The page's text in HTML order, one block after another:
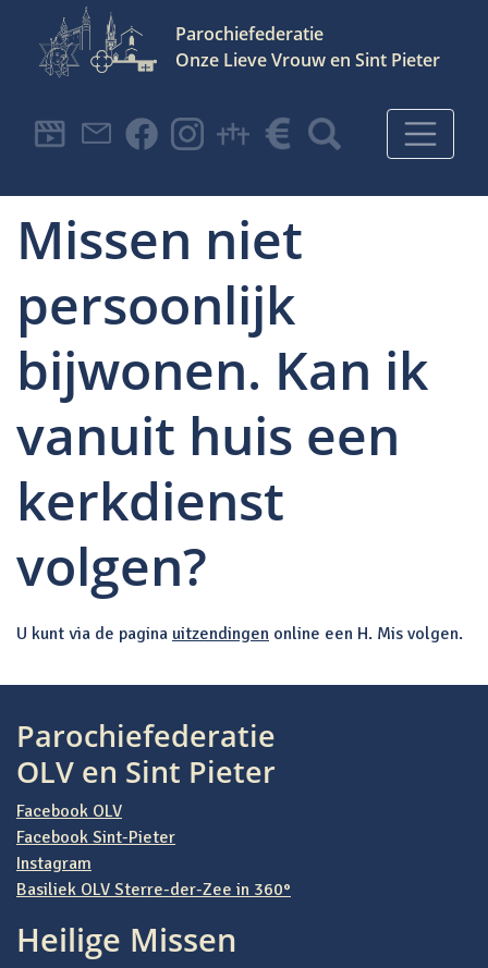
Hoofdnavigatie
Parochiefederatie
Onze Lieve Vrouw en Sint Pieter
Ik kan de H.
Missen niet
persoonlijk
bijwonen. Kan ik
vanuit huis een
kerkdienst
volgen?
U kunt via de pagina uitzendingen online een H. Mis volgen.
Bericht navigatie
Parochiefederatie
OLV en Sint Pieter
Facebook OLV
Facebook Sint-Pieter
Instagram
Basiliek OLV Sterre-der-Zee in 360°
Heilige Missen